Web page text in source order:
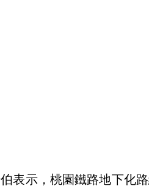
表示，桃園鐵路地下化